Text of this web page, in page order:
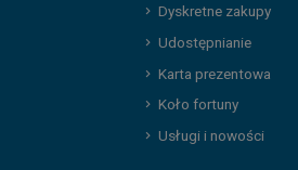
Dyskretne zakupy
Udostępnianie
Karta prezentowa
Koło fortuny
Usługi i nowości